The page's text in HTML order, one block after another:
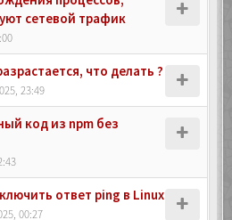
сетевой трафик
что делать ?
23:49
код из npm без
ответ ping в Linux
00:27